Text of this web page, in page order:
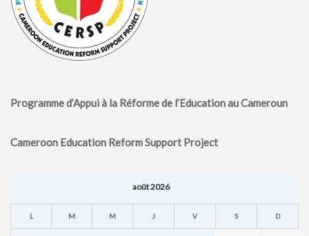
Programme d’Appui à la Réforme de l’Education au Cameroun
Cameroon Education Reform Support Project
août 2026
L M M J V S D